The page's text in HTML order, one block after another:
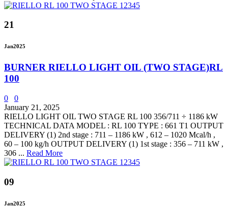
21
Jan2025
BURNER RIELLO LIGHT OIL (TWO STAGE)RL
100
0
0
January 21, 2025
RIELLO LIGHT OIL TWO STAGE RL 100 356/711 ÷ 1186 kW
TECHNICAL DATA MODEL : RL 100 TYPE : 661 T1 OUTPUT
DELIVERY (1) 2nd stage : 711 – 1186 kW , 612 – 1020 Mcal/h ,
60 – 100 kg/h OUTPUT DELIVERY (1) 1st stage : 356 – 711 kW ,
306 ... Read More
09
Jan2025